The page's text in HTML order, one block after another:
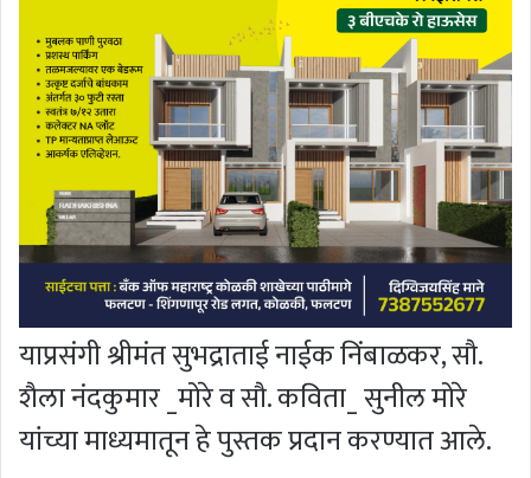
याप्रसंगी श्रीमंत सुभद्राताई नाईक निंबाळकर, सौ.
शैला नंदकुमार _मोरे व सौ. कविता_ सुनील मोरे
यांच्या माध्यमातून हे पुस्तक प्रदान करण्यात आले.